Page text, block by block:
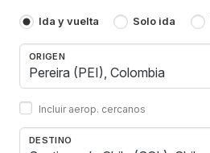
Ida y vuelta Solo ida
ORIGEN
Incluir aerop. cercanos
DESTINO